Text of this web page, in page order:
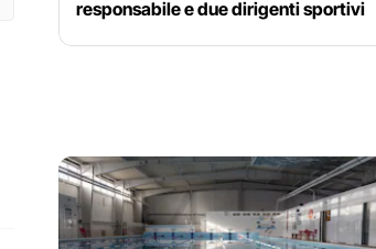
responsabile e due dirigenti sportivi